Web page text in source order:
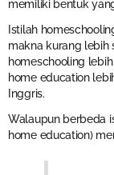
memiliki bentuk
Istilah
makna kurang lebih
homeschooling
home education
Inggris.
Walaupun berbeda
home education)